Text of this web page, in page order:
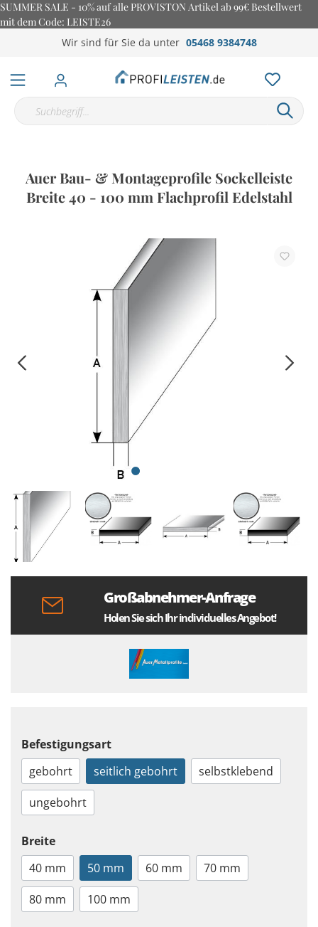
SUMMER SALE - 10% auf alle PROVISTON Artikel ab 99€ Bestellwert
mit dem Code: LEISTE26
Wir sind für Sie da unter 05468 9384748
Auer Bau- & Montageprofile Sockelleiste
Breite 40 - 100 mm Flachprofil Edelstahl
Großabnehmer-Anfrage
Holen Sie sich Ihr individuelles Angebot!
Befestigungsart
gebohrt
seitlich gebohrt
selbstklebend
ungebohrt
Breite
40 mm
50 mm 60 mm
70 mm
80 mm
100 mm